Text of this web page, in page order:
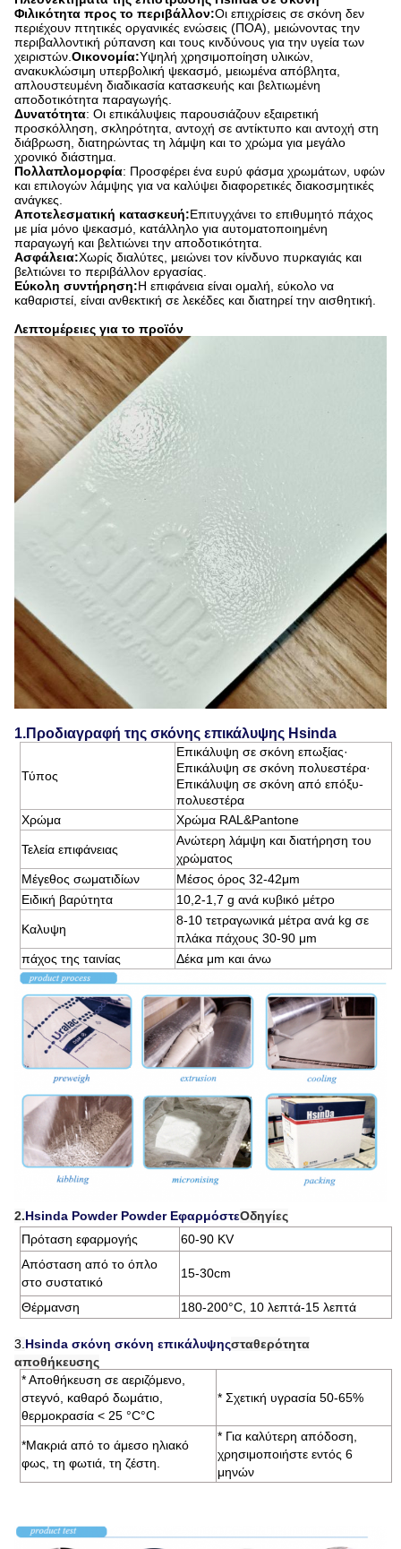
Φιλικότητα προς το περιβάλλον:Οι επιχρίσεις σε σκόνη δεν
περιέχουν πτητικές οργανικές ενώσεις (ΠΟΑ), μειώνοντας την
περιβαλλοντική ρύπανση και τους κινδύνους για την υγεία των
χειριστών. Οικονομία:Υψηλή χρησιμοποίηση υλικών,
ανακυκλώσιμη υπερβολική ψεκασμό, μειωμένα απόβλητα,
απλουστευμένη διαδικασία κατασκευής και βελτιωμένη
αποδοτικότητα παραγωγής.
Δυνατότητα: Οι επικάλυψεις παρουσιάζουν εξαιρετική
προσκόλληση, σκληρότητα, αντοχή σε αντίκτυπο και αντοχή στη
διάβρωση, διατηρώντας τη λάμψη και το χρώμα για μεγάλο
χρονικό διάστημα.
Πολλαπλομορφία: Προσφέρει ένα ευρύ φάσμα χρωμάτων, υφών
και επιλογών λάμψης για να καλύψει διαφορετικές διακοσμητικές
ανάγκες.
Αποτελεσματική κατασκευή:Επιτυγχάνει το επιθυμητό πάχος
με μία μόνο ψεκασμό, κατάλληλο για αυτοματοποιημένη
παραγωγή και βελτιώνει την αποδοτικότητα.
Ασφάλεια:Χωρίς διαλύτες, μειώνει τον κίνδυνο πυρκαγιάς και
βελτιώνει το περιβάλλον εργασίας.
Εύκολη συντήρηση:Η επιφάνεια είναι ομαλή, εύκολο να
καθαριστεί, είναι ανθεκτική σε λεκέδες και διατηρεί την αισθητική.
Λεπτομέρειες για το προϊόν
1.Προδιαγραφή της σκόνης επικάλυψης Hsinda
Τύπος
Επικάλυψη σε σκόνη επωξίας·
Επικάλυψη σε σκόνη πολυεστέρα·
Επικάλυψη σε σκόνη από επόξυ-
πολυεστέρα
Χρώμα
Χρώμα RAL&Pantone
Τελεία επιφάνειας
Ανώτερη λάμψη και διατήρηση του
χρώματος
Μέγεθος σωματιδίων
Μέσος όρος 32-42μm
Ειδική βαρύτητα
10,2-1,7 g ανά κυβικό μέτρο
Καλυψη
8-10 τετραγωνικά μέτρα ανά kg σε
πλάκα πάχους 30-90 μm
πάχος της ταινίας
Δέκα μm και άνω
2.Hsinda Powder Powder ΕφαρμόστεΟδηγίες
Πρόταση εφαρμογής
60-90 KV
Απόσταση από το όπλο
στο συστατικό
15-30cm
Θέρμανση 180-200°C, 10 λεπτά-15 λεπτά
3. Hsinda σκόνη σκόνη επικάλυψηςσταθερότητα
αποθήκευσης
* Αποθήκευση σε αεριζόμενο,
στεγνό, καθαρό δωμάτιο,
θερμοκρασία < 25 °C°C
* Σχετική υγρασία 50-65%
*Μακριά από το άμεσο ηλιακό
φως, τη φωτιά, τη ζέστη.
* Για καλύτερη απόδοση,
χρησιμοποιήστε εντός 6
μηνών